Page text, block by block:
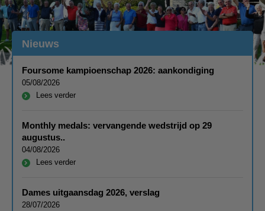
Nieuws
Foursome kampioenschap 2026: aankondiging
05/08/2026
Lees verder
Monthly medals: vervangende wedstrijd op 29
augustus..
04/08/2026
Lees verder
Dames uitgaansdag 2026, verslag
28/07/2026